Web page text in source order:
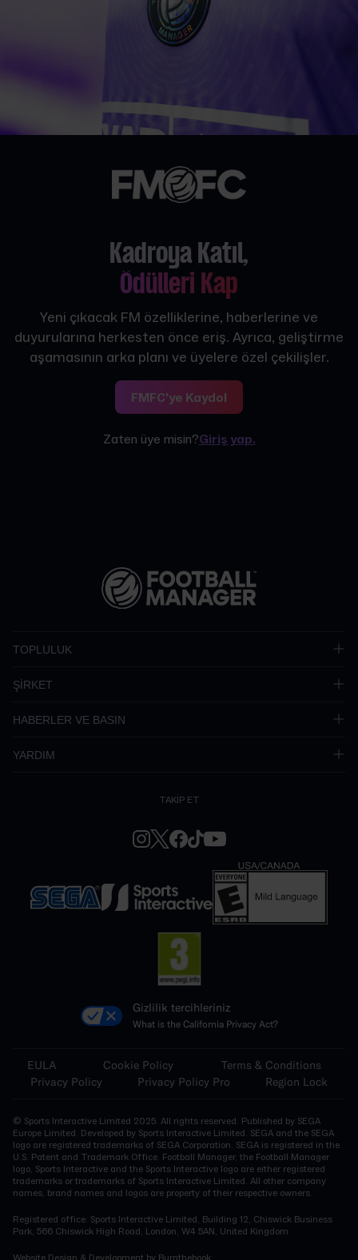
Kadroya Katıl,
Ödülleri Kap
Yeni çıkacak FM özelliklerine, haberlerine ve
duyurularına herkesten önce eriş. Ayrıca, geliştirme
aşamasının arka planı ve üyelere özel çekilişler.
FMFC'ye Kaydol
Zaten üye misin?Giriş yap.
TOPLULUK
ŞİRKET
HABERLER VE BASIN
YARDIM
TAKİP ET
Gizlilik tercihleriniz
What is the California Privacy Act?
EULA Cookie Policy
Terms & Conditions
Privacy Policy
Privacy Policy Pro Region Lock
© Sports Interactive Limited 2025. All rights reserved. Published by SEGA
Europe Limited. Developed by Sports Interactive Limited. SEGA and the SEGA
logo are registered trademarks of SEGA Corporation. SEGA is registered in the
U.S. Patent and Trademark Office. Football Manager, the Football Manager
logo, Sports Interactive and the Sports Interactive logo are either registered
trademarks or trademarks of Sports Interactive Limited. All other company
names, brand names and logos are property of their respective owners.
Registered office: Sports Interactive Limited, Building 12, Chiswick Business
Park, 566 Chiswick High Road, London, W4 5AN, United Kingdom